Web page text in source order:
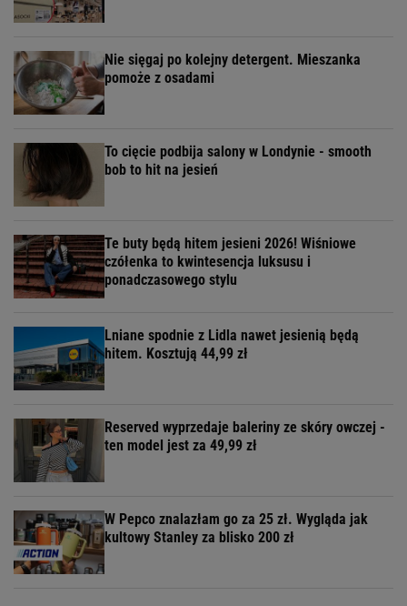
Nie sięgaj po kolejny detergent. Mieszanka
pomoże z osadami
To cięcie podbija salony w Londynie - smooth
bob to hit na jesień
Te buty będą hitem jesieni 2026! Wiśniowe
czółenka to kwintesencja luksusu i
ponadczasowego stylu
Lniane spodnie z Lidla nawet jesienią będą
hitem. Kosztują 44,99 zł
Reserved wyprzedaje baleriny ze skóry owczej -
ten model jest za 49,99 zł
W Pepco znalazłam go za 25 zł. Wygląda jak
kultowy Stanley za blisko 200 zł